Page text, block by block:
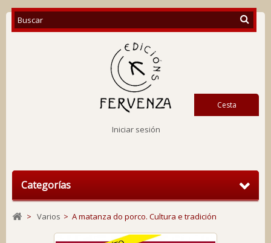
Cesta
Categorías
Iniciar sesión
> Varios > A matanza do porco. Cultura e tradición